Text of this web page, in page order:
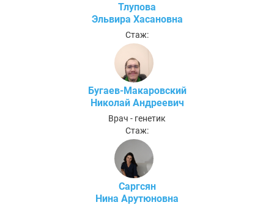
Тлупова
Эльвира Хасановна
Стаж:
Бугаев-Макаровский
Николай Андреевич
Врач - генетик
Стаж:
Саргсян
Нина Арутюновна